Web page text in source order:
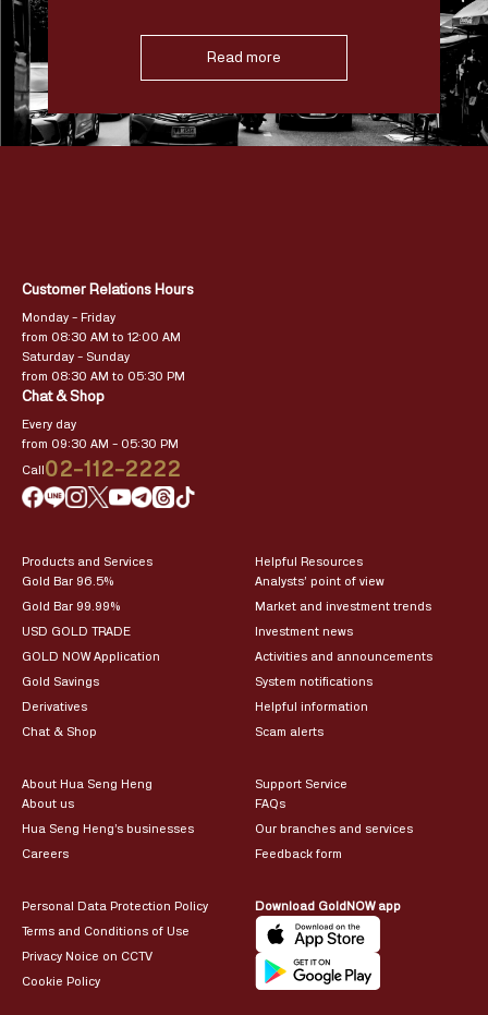
Read more
Customer Relations Hours
Monday – Friday
from 08:30 AM to 12:00 AM
Saturday – Sunday
from 08:30 AM to 05:30 PM
Chat & Shop
Every day
from 09:30 AM – 05:30 PM
Call02-112-2222
Products and Services
Gold Bar 96.5%
Gold Bar 99.99%
USD GOLD TRADE
GOLD NOW Application
Gold Savings
Derivatives
Chat & Shop
Helpful Resources
Analysts’ point of view
Market and investment trends
Investment news
Activities and announcements
System notifications
Helpful information
Scam alerts
About Hua Seng Heng
About us
Hua Seng Heng’s businesses
Careers
Support Service
FAQs
Our branches and services
Feedback form
Personal Data Protection Policy
Terms and Conditions of Use
Privacy Noice on CCTV
Cookie Policy
Download GoldNOW app